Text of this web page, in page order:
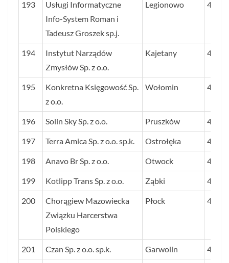
193
Usługi Informatyczne
Info-System Roman i
Tadeusz Groszek sp.j.
Legionowo 44
194
Instytut Narządów
Zmysłów Sp. z o.o.
Kajetany 44
195
Konkretna Księgowość Sp.
z o.o.
Wołomin 44
196 Solin Sky Sp. z o.o. Pruszków 44
197 Terra Amica Sp. z o.o. sp.k. Ostrołęka 44
198 Anavo Br Sp. z o.o. Otwock 44
199 Kotlipp Trans Sp. z o.o. Ząbki 44
200
Chorągiew Mazowiecka
Związku Harcerstwa
Polskiego
Płock 44
201 Czan Sp. z o.o. sp.k. Garwolin 44